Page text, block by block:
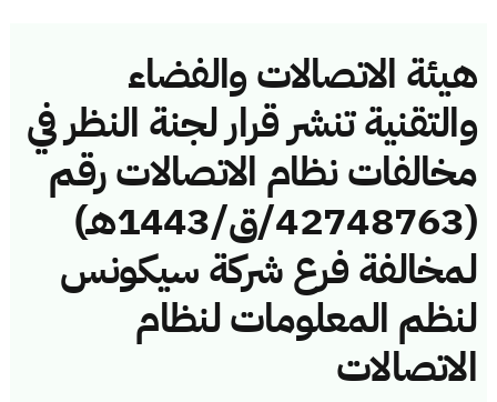
هيئة الاتصالات والفضاء
والتقنية تنشر قرار لجنة النظر في
مخالفات نظام الاتصالات رقم
(42748763/ق/1443هـ)
لمخالفة فرع شركة سيكونس
لنظم المعلومات لنظام
الاتصالات